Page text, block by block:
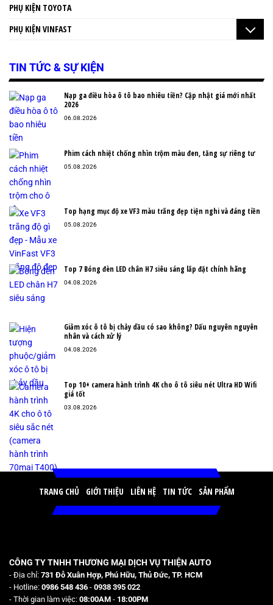
PHỤ KIỆN TOYOTA
PHỤ KIỆN VINFAST
TIN TỨC & SỰ KIỆN
Nạp ga điều hòa ô tô bao nhiêu tiền? Cập nhật giá mới nhất
2026
06.08.2026
Phim cách nhiệt chống nhìn trộm màu đen, tăng sự riêng tư
05.08.2026
Top hạng mục độ xe VF3 màu trắng đẹp tiện nghi và đáng tiền
05.08.2026
Top 7 Bóng đèn LED chân H7 siêu sáng lắp đặt chính hãng
04.08.2026
Giảm xóc ô tô bị chảy dầu có sao không? Dấu nguyên nguyên
nhân và cách xử lý
04.08.2026
Top 10+ camera hành trình 4K cho ô tô siêu nét Ultra HD Wifi
giá tốt
03.08.2026
TRANG CHỦ GIỚI THIỆU LIÊN HỆ TIN TỨC SẢN PHẨM
CÔNG TY TNHH THƯƠNG MẠI DỊCH VỤ THIỆN AUTO
- Địa chỉ: 731 Đỗ Xuân Hợp, Phú Hữu, Thủ Đức, TP. HCM
- Hotline: 0986 548 436 - 0938 395 022
- Thời gian làm việc: 08:00AM - 18:00PM